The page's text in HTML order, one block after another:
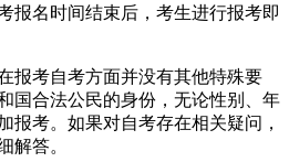
报名时间结束后，考生进行报考即
考自考方面并没有其他特殊要
国合法公民的身份，无论性别、年
报考。如果对自考存在相关疑问，
解答。